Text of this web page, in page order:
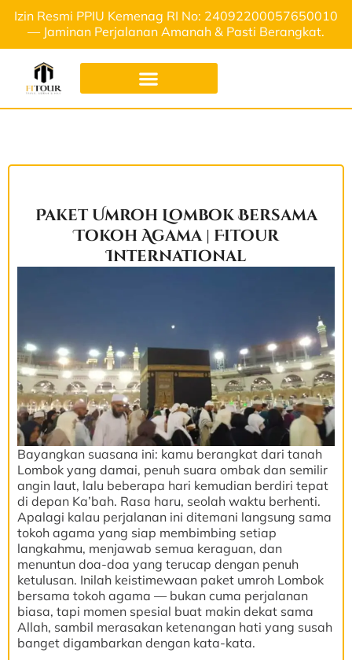
Izin Resmi PPIU Kemenag RI No: 24092200057650010
— Jaminan Perjalanan Amanah & Pasti Berangkat.
Paket Umroh Lombok Bersama
Tokoh Agama | Fitour
International
Bayangkan suasana ini: kamu berangkat dari tanah
Lombok yang damai, penuh suara ombak dan semilir
angin laut, lalu beberapa hari kemudian berdiri tepat
di depan Ka’bah. Rasa haru, seolah waktu berhenti.
Apalagi kalau perjalanan ini ditemani langsung sama
tokoh agama yang siap membimbing setiap
langkahmu, menjawab semua keraguan, dan
menuntun doa-doa yang terucap dengan penuh
ketulusan. Inilah keistimewaan paket umroh Lombok
bersama tokoh agama — bukan cuma perjalanan
biasa, tapi momen spesial buat makin dekat sama
Allah, sambil merasakan ketenangan hati yang susah
banget digambarkan dengan kata-kata.